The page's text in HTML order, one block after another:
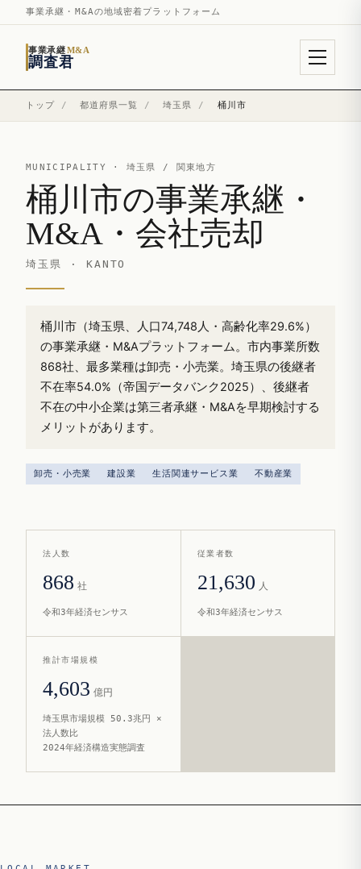
事業承継・M&Aの地域密着プラットフォーム
事業承継M&A
調査君
トップ / 都道府県一覧 / 埼玉県 / 桶川市
MUNICIPALITY · 埼玉県 / 関東地方
桶川市の事業承継・
M&A・会社売却
埼玉県 · KANTO
桶川市（埼玉県、人口74,748人・高齢化率29.6%）
の事業承継・M&Aプラットフォーム。市内事業所数
868社、最多業種は卸売・小売業。埼玉県の後継者
不在率54.0%（帝国データバンク2025）、後継者
不在の中小企業は第三者承継・M&Aを早期検討する
メリットがあります。
卸売・小売業 建設業 生活関連サービス業 不動産業
法人数
868 社
令和3年経済センサス
従業者数
21,630 人
令和3年経済センサス
推計市場規模
4,603 億円
埼玉県市場規模 50.3兆円 ×
法人数比
2024年経済構造実態調査